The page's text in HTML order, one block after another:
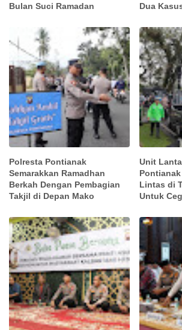
Bulan Suci Ramadan
Dua
Polresta Pontianak
Semarakkan Ramadhan
Berkah Dengan Pembagian
Takjil di Depan Mako
Unit
Lintas di
Untuk